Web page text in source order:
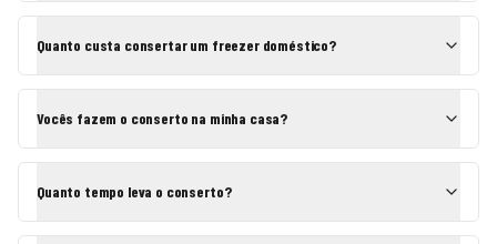
Quanto custa consertar um freezer doméstico?
Vocês fazem o conserto na minha casa?
Quanto tempo leva o conserto?